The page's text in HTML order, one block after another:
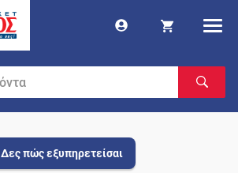
Δες πώς εξυπηρετείσαι